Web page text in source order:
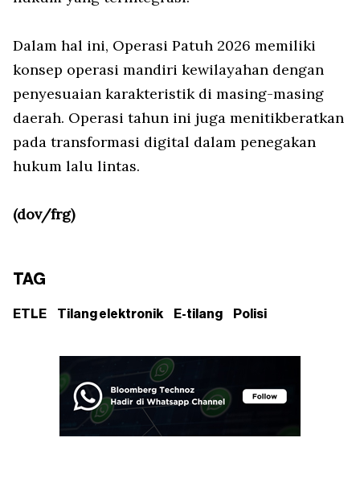
Dalam hal ini, Operasi Patuh 2026 memiliki
konsep operasi mandiri kewilayahan dengan
penyesuaian karakteristik di masing-masing
daerah. Operasi tahun ini juga menitikberatkan
pada transformasi digital dalam penegakan
hukum lalu lintas.
(dov/frg)
TAG
ETLE Tilang elektronik E-tilang Polisi